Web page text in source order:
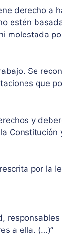
derecho a
estén
molestada
Se
que
y
Constitución
por la
a ella. (…)”